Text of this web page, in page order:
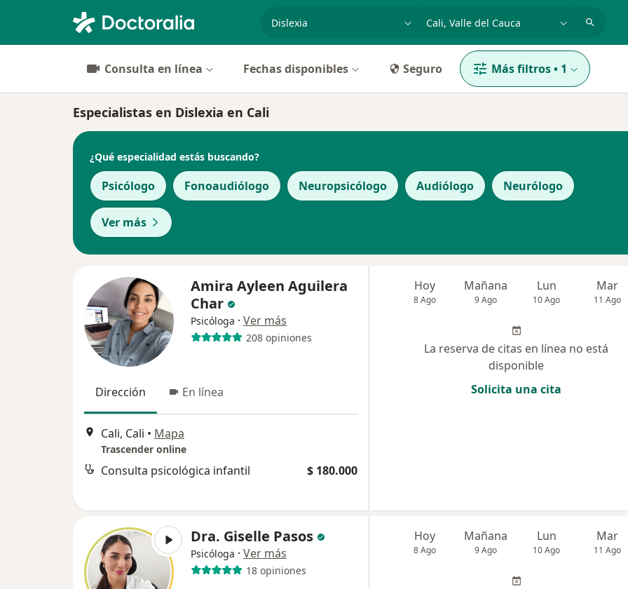
Consulta en línea Fechas disponibles Seguro Más filtros• 1
Especialistas en Dislexia en Cali
¿Qué especialidad estás buscando?
Psicólogo Fonoaudiólogo Neuropsicólogo Audiólogo Neurólogo
Ver más
Amira Ayleen Aguilera
Char
Psicóloga · Ver más
208 opiniones
Dirección En línea
Cali, Cali • Mapa
Trascender online
Consulta psicológica infantil $ 180.000
Hoy
8 Ago
Mañana
9 Ago
Lun
10 Ago
Mar
11 Ago
La reserva de citas en línea no está
disponible
Solicita una cita
Dra. Giselle Pasos
Psicóloga · Ver más
18 opiniones
Hoy
8 Ago
Mañana
9 Ago
Lun
10 Ago
Mar
11 Ago